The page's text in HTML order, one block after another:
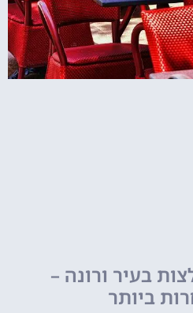
בעיר ורונה –
ביותר